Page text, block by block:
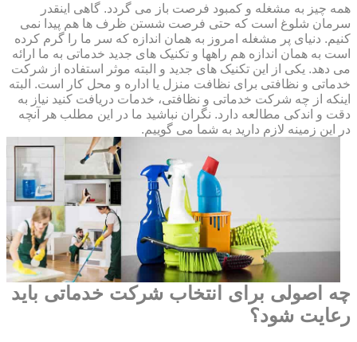
همه چیز به مشغله و کمبود فرصت باز می گردد. گاهی اینقدر
سرمان شلوغ است که حتی فرصت شستن ظرف ها هم پیدا نمی
کنیم. دنیای پر مشغله امروز به همان اندازه که سر ما را گرم کرده
است به همان اندازه هم راهها و تکنیک های جدید خدماتی به ما ارائه
می دهد. یکی از این تکنیک های جدید و البته موثر استفاده از شرکت
خدماتی و نظافتی برای نظافت منزل یا اداره و محل کار است. البته
اینکه از چه شرکت خدماتی و نظافتی، خدمات دریافت کنید نیاز به
دقت و اندکی مطالعه دارد. نگران نباشید ما در این مطلب هر آنچه
در این زمینه لازم دارید به شما می گوییم.
چه اصولی برای انتخاب شرکت خدماتی باید
رعایت شود؟